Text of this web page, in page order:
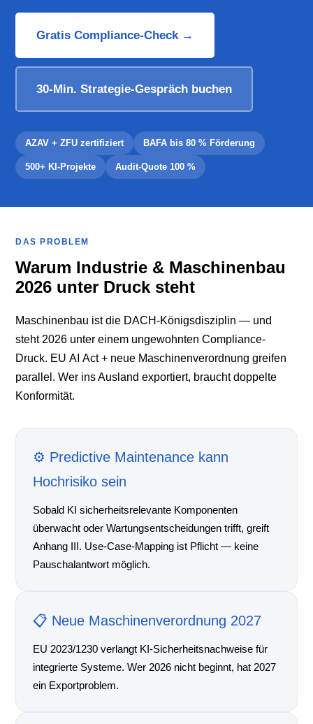
Gratis Compliance-Check →
30-Min. Strategie-Gespräch buchen
AZAV + ZFU zertifiziert BAFA bis 80 % Förderung
500+ KI-Projekte Audit-Quote 100 %
DAS PROBLEM
Warum Industrie & Maschinenbau
2026 unter Druck steht
Maschinenbau ist die DACH-Königsdisziplin — und
steht 2026 unter einem ungewohnten Compliance-
Druck. EU AI Act + neue Maschinenverordnung greifen
parallel. Wer ins Ausland exportiert, braucht doppelte
Konformität.
⚙️ Predictive Maintenance kann
Hochrisiko sein
Sobald KI sicherheitsrelevante Komponenten
überwacht oder Wartungsentscheidungen trifft, greift
Anhang III. Use-Case-Mapping ist Pflicht — keine
Pauschalantwort möglich.
📋 Neue Maschinenverordnung 2027
EU 2023/1230 verlangt KI-Sicherheitsnachweise für
integrierte Systeme. Wer 2026 nicht beginnt, hat 2027
ein Exportproblem.